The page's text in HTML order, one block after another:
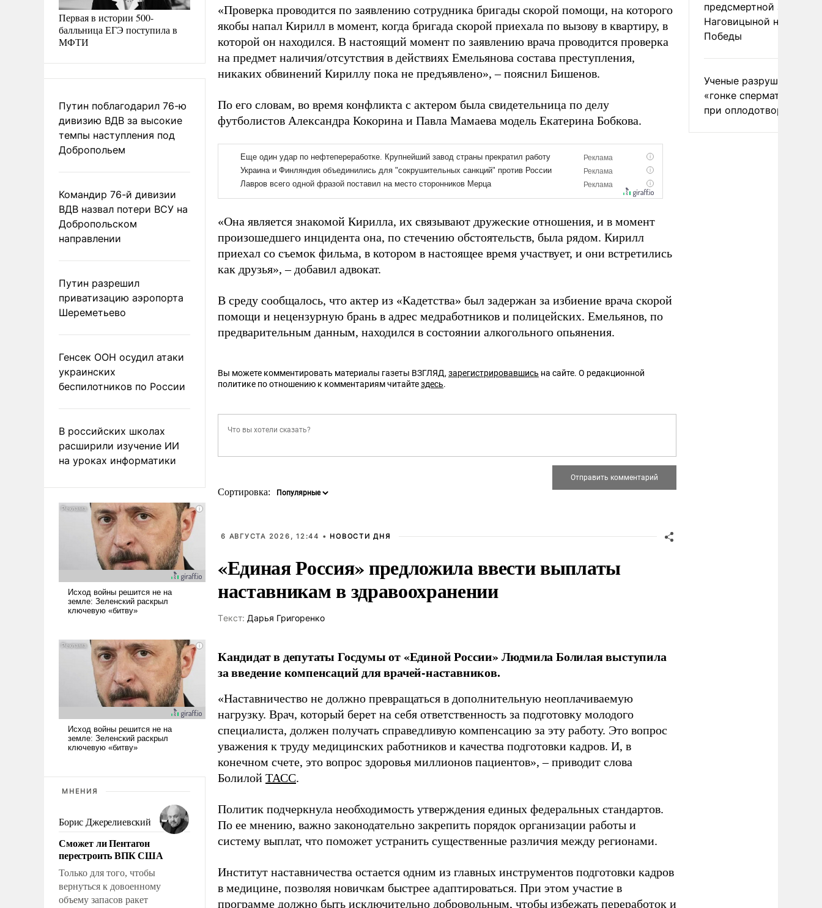
Первая в истории 500-
балльница ЕГЭ поступила в
МФТИ
Путин поблагодарил 76-ю
дивизию ВДВ за высокие
темпы наступления под
Добропольем
Командир 76-й дивизии
ВДВ назвал потери ВСУ на
Добропольском
направлении
Путин разрешил
приватизацию аэропорта
Шереметьево
Генсек ООН осудил атаки
украинских
беспилотников по России
В российских школах
расширили изучение ИИ
на уроках информатики
МНЕНИЯ
Борис Джерелиевский
Сможет ли Пентагон
перестроить ВПК США
Только для того, чтобы
вернуться к довоенному
объему запасов ракет
«Проверка проводится по заявлению сотрудника бригады скорой помощи, на которого
якобы напал Кирилл в момент, когда бригада скорой приехала по вызову в квартиру, в
которой он находился. В настоящий момент по заявлению врача проводится проверка
на предмет наличия/отсутствия в действиях Емельянова состава преступления,
никаких обвинений Кириллу пока не предъявлено», – пояснил Бишенов.
По его словам, во время конфликта с актером была свидетельница по делу
футболистов Александра Кокорина и Павла Мамаева модель Екатерина Бобкова.
«Она является знакомой Кирилла, их связывают дружеские отношения, и в момент
произошедшего инцидента она, по стечению обстоятельств, была рядом. Кирилл
приехал со съемок фильма, в котором в настоящее время участвует, и они встретились
как друзья», – добавил адвокат.
В среду сообщалось, что актер из «Кадетства» был задержан за избиение врача скорой
помощи и нецензурную брань в адрес медработников и полицейских. Емельянов, по
предварительным данным, находился в состоянии алкогольного опьянения.
Вы можете комментировать материалы газеты ВЗГЛЯД,зарегистрировавшись на сайте. О редакционной
политике по отношению к комментариям читайтездесь.
Сортировка:
6 АВГУСТА 2026, 12:44 • НОВОСТИ ДНЯ
«Единая Россия» предложила ввести выплаты
наставникам в здравоохранении
Tекст: Дарья Григоренко
Кандидат в депутаты Госдумы от «Единой России» Людмила Болилая выступила
за введение компенсаций для врачей-наставников.
«Наставничество не должно превращаться в дополнительную неоплачиваемую
нагрузку. Врач, который берет на себя ответственность за подготовку молодого
специалиста, должен получать справедливую компенсацию за эту работу. Это вопрос
уважения к труду медицинских работников и качества подготовки кадров. И, в
конечном счете, это вопрос здоровья миллионов пациентов», – приводит слова
Болилой ТАСС.
Политик подчеркнула необходимость утверждения единых федеральных стандартов.
По ее мнению, важно законодательно закрепить порядок организации работы и
систему выплат, что поможет устранить существенные различия между регионами.
Институт наставничества остается одним из главных инструментов подготовки кадров
в медицине, позволяя новичкам быстрее адаптироваться. При этом участие в
программе должно быть исключительно добровольным, чтобы избежать переработок и
предсмертной записки
Наговицыной на пике
Победы
Ученые разрушили миф
«гонке
при оплодотворении